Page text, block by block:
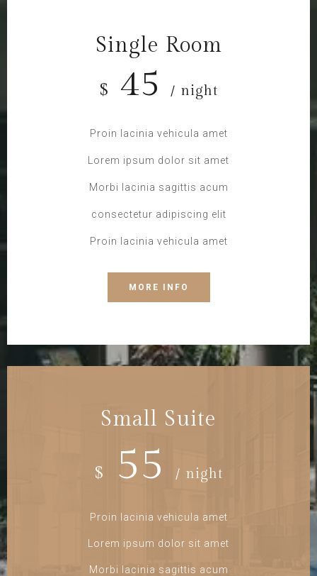
Single Room
$ 45 / night
Proin lacinia vehicula amet
Lorem ipsum dolor sit amet
Morbi lacinia sagittis acum
consectetur adipiscing elit
Proin lacinia vehicula amet
MORE INFO
Small Suite
$ 55 / night
Proin lacinia vehicula amet
Lorem ipsum dolor sit amet
Morbi lacinia sagittis acum